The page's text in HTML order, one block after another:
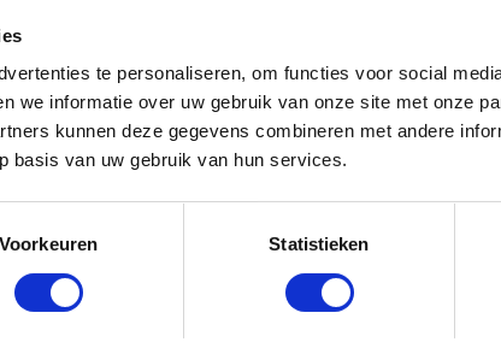
te personaliseren, om functies voor social
we informatie over uw gebruik van onze site met onze
kunnen deze gegevens combineren met andere
basis van uw gebruik van hun services.
Voorkeuren Statistieken